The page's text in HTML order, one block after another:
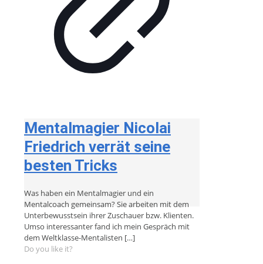
Mentalmagier Nicolai
Friedrich verrät seine
besten Tricks
Was haben ein Mentalmagier und ein
Mentalcoach gemeinsam? Sie arbeiten mit dem
Unterbewusstsein ihrer Zuschauer bzw. Klienten.
Umso interessanter fand ich mein Gespräch mit
dem Weltklasse-Mentalisten […]
Do you like it?